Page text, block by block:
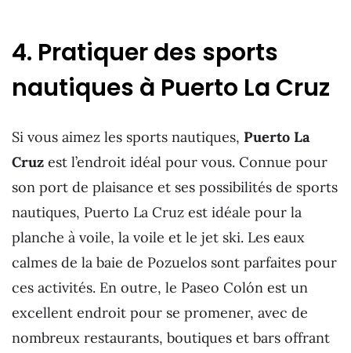
4. Pratiquer des sports
nautiques à Puerto La Cruz
Si vous aimez les sports nautiques, Puerto La
Cruz est l’endroit idéal pour vous. Connue pour
son port de plaisance et ses possibilités de sports
nautiques, Puerto La Cruz est idéale pour la
planche à voile, la voile et le jet ski. Les eaux
calmes de la baie de Pozuelos sont parfaites pour
ces activités. En outre, le Paseo Colón est un
excellent endroit pour se promener, avec de
nombreux restaurants, boutiques et bars offrant